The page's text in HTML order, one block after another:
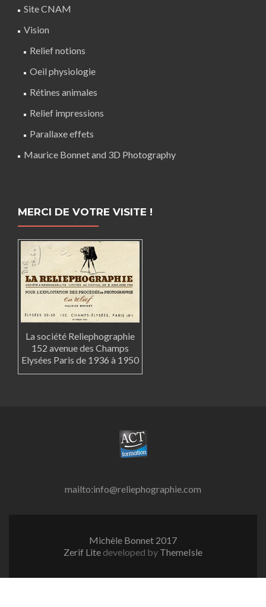
Site CNAM
Vision
Relief notions
Oeil physiologie
Rétines animales
Relief impressions
Parallaxe effets
Maurice Bonnet and 3D Photography
MERCI DE VOTRE VISITE !
La société Reliephographie
152 avenue des Champs
Elysées Paris de 1936 à 1950
mailto:info@reliephographie.com
Michèle Bonnet 2017
Zerif Lite developed by ThemeIsle